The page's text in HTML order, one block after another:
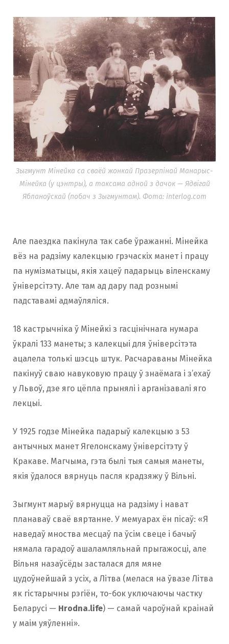
Зыгмунт Мінейка са сваёй жонкай Празерпінай Манарыс-
Мінейка (у цэнтры), а таксама адной з дачок — Ядвігай
Ябланоўскай (побач з Зыгмунтам). Фота: interlog.com
Але паездка пакінула так сабе ўражанні. Мінейка
вёз на радзіму калекцыю грэчаскіх манет і працу
па нумізматыцы, якія хацеў падарыць віленскаму
ўніверсітэту. Але там ад дару пад рознымі
падставамі адмаўляліся.
18 кастрычніка ў Мінейкі з гасцінічнага нумара
ўкралі 133 манеты; з калекцыі для ўніверсітэта
ацалела толькі шэсць штук. Расчараваны Мінейка
пакінуў сваю навуковую працу ў знаёмага і з’ехаў
у Львоў, дзе яго цёпла прынялі і арганізавалі яго
лекцыі.
У 1925 годзе Мінейка падарыў калекцыю з 53
антычных манет Ягелонскаму ўніверсітэту ў
Кракаве. Магчыма, гэта былі тыя самыя манеты,
якія ўдалося вярнуць пасля крадзяжу ў Вільні.
Зыгмунт марыў вярнуцца на радзіму і нават
планаваў сваё вяртанне. У мемуарах ён пісаў: «Я
наведаў мноства месцаў па ўсім свеце і бачыў
нямала гарадоў ашаламляльнай прыгажосці, але
Вільня назаўсёды засталася для мяне
цудоўнейшай з усіх, а Літва (мелася на ўвазе Літва
як гістарычны рэгіён, то-бок уключаючы частку
Беларусі — Hrodna.life) — самай чароўнай краінай
у маім уяўленні».